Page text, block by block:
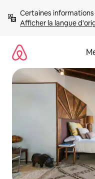
directement
Afficher la langue